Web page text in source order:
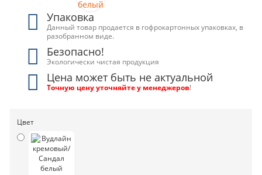
Упаковка
Данный товар продается в гофрокартонных упаковках, в
разобранном виде.
Безопасно!
Экологически чистая продукция
Цена может быть не актуальной
Точную цену уточняйте у менеджеров!
Цвет